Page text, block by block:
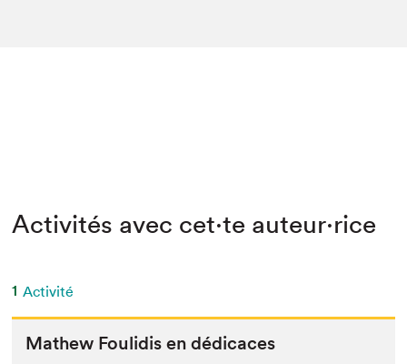
Activités avec cet·te auteur·rice
1 Activité
Math­ew Foulidis en dédicaces